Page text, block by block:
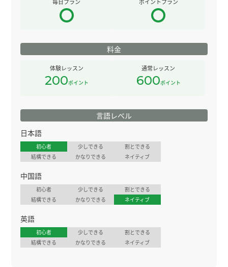
料金
体験レッスン
200ポイント
通常レッスン
600ポイント
言語レベル
日本語
初心者 少しできる
割とできる
結構できる
かなりできる ネイティブ
中国語
初心者 少しできる
割とできる
結構できる
かなりできる ネイティブ
英語
初心者 少しできる
割とできる
結構できる
かなりできる ネイティブ